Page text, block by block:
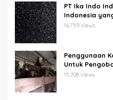
PT Ika Indo
Indonesia
16,759 Views
Penggunaan
Untuk
Domba/
15,708 Views